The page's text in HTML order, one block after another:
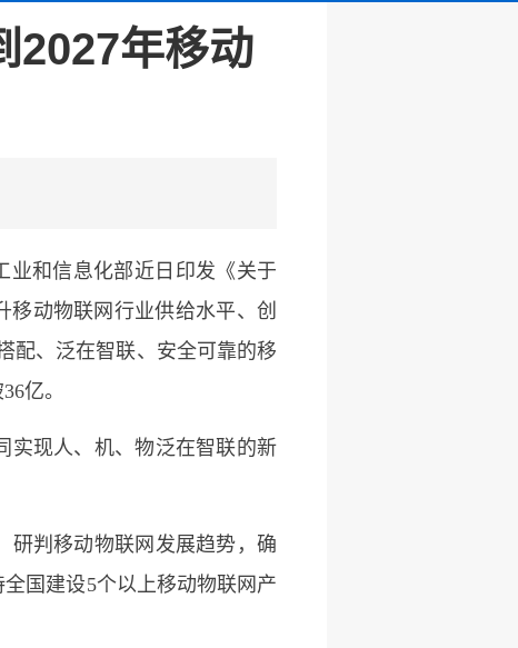
2027年移动
和信息化部近日印发《关于
动物联网行业供给水平、创
配、泛在智联、安全可靠的移
亿。
现人、机、物泛在智联的新
判移动物联网发展趋势，确
国建设5个以上移动物联网产